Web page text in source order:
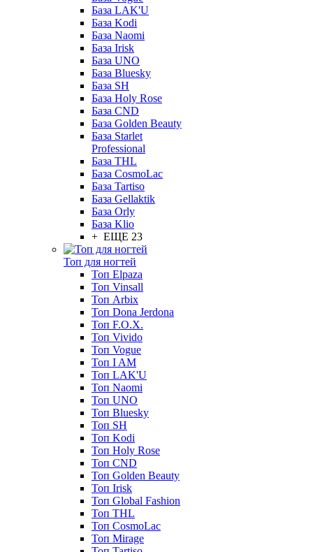
База LAK'U
База Kodi
База Naomi
База Irisk
База UNO
База Bluesky
База SH
База Holy Rose
База CND
База Golden Beauty
База Starlet
Professional
База THL
База CosmoLac
База Tartiso
База Gellaktik
База Orly
База Klio
+ ЕЩЕ 23
Топ для ногтей
Топ Elpaza
Топ Vinsall
Топ Arbix
Топ Dona Jerdona
Топ F.O.X.
Топ Vivido
Топ Vogue
Топ I AM
Топ LAK'U
Топ Naomi
Топ UNO
Топ Bluesky
Топ SH
Топ Kodi
Топ Holy Rose
Топ CND
Топ Golden Beauty
Топ Irisk
Топ Global Fashion
Топ THL
Топ CosmoLac
Топ Mirage